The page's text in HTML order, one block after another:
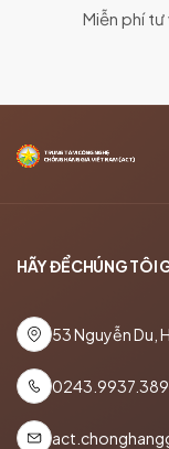
Miễn phí
HÃY ĐỂ CHÚNG TÔI
53 Nguyễn Du,
0243.9937.389